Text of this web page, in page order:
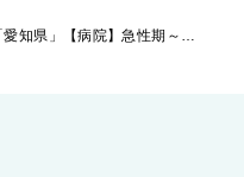
「愛知県」【病院】急性期～慢性期まで幅広く対応しております。指定医を目指す先生や他科からの転科をご希望の先生もご相談可能です。